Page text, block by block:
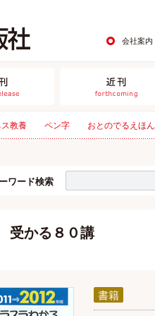
会社案内
ス教養 ペン字 おとのでるえほん
ワード検索
受かる８０講
書籍